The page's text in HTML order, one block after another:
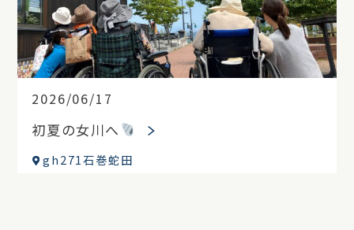
2026/06/17
初夏の女川へ
gh271石巻蛇田